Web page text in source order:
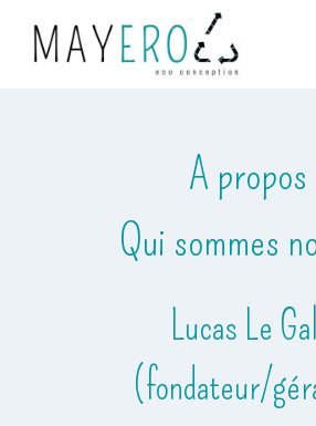
A propos
Qui sommes
Lucas Le
(fondateur/